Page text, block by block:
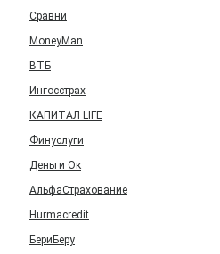
Сравни
MoneyMan
ВТБ
Ингосстрах
КАПИТАЛ LIFE
Финуслуги
Деньги Ок
АльфаСтрахование
Hurmacredit
БериБеру